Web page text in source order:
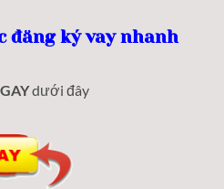
đăng ký vay nhanh
dưới đây